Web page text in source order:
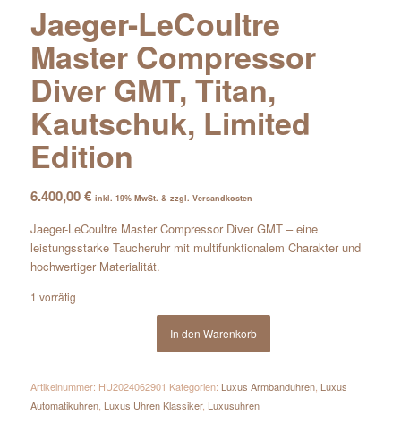
Jaeger-LeCoultre
Master Compressor
Diver GMT, Titan,
Kautschuk, Limited
Edition
6.400,00€ inkl. 19% MwSt. & zzgl. Versandkosten
Jaeger-LeCoultre Master Compressor Diver GMT – eine
leistungsstarke Taucheruhr mit multifunktionalem Charakter und
hochwertiger Materialität.
1 vorrätig
In den Warenkorb
Artikelnummer: HU2024062901 Kategorien: Luxus Armbanduhren, Luxus
Automatikuhren, Luxus Uhren Klassiker, Luxusuhren